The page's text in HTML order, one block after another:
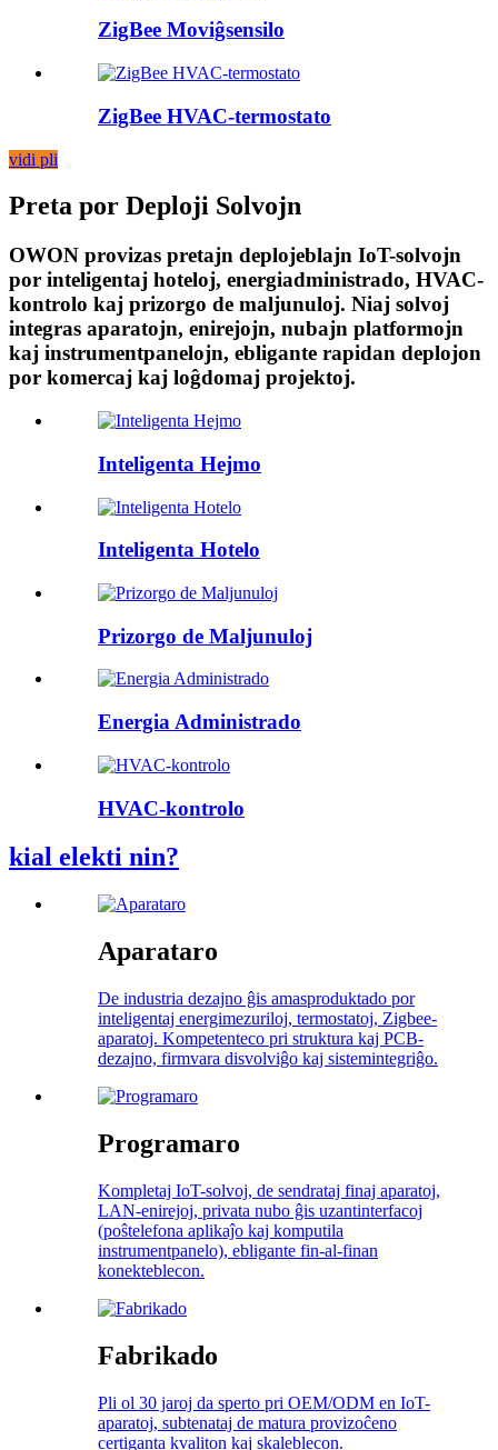
ZigBee Moviĝsensilo
ZigBee HVAC-termostato
vidi pli
Preta por Deploji Solvojn
OWON provizas pretajn deplojeblajn IoT-solvojn
por inteligentaj hoteloj, energiadministrado, HVAC-
kontrolo kaj prizorgo de maljunuloj. Niaj solvoj
integras aparatojn, enirejojn, nubajn platformojn
kaj instrumentpanelojn, ebligante rapidan deplojon
por komercaj kaj loĝdomaj projektoj.
Inteligenta Hejmo
Inteligenta Hotelo
Prizorgo de Maljunuloj
Energia Administrado
HVAC-kontrolo
kial elekti nin?
Aparataro
De industria dezajno ĝis amasproduktado por
inteligentaj energimezuriloj, termostatoj, Zigbee-
aparatoj. Kompetenteco pri struktura kaj PCB-
dezajno, firmvara disvolviĝo kaj sistemintegriĝo.
Programaro
Kompletaj IoT-solvoj, de sendrataj finaj aparatoj,
LAN-enirejoj, privata nubo ĝis uzantinterfacoj
(poŝtelefona aplikaĵo kaj komputila
instrumentpanelo), ebligante fin-al-finan
konekteblecon.
Fabrikado
Pli ol 30 jaroj da sperto pri OEM/ODM en IoT-
aparatoj, subtenataj de matura provizoĉeno
certiganta kvaliton kaj skaleblecon.